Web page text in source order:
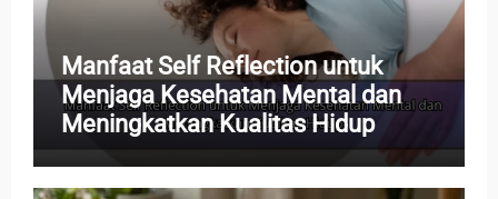
Manfaat Self Reflection untuk
Menjaga Kesehatan Mental dan
Meningkatkan Kualitas Hidup